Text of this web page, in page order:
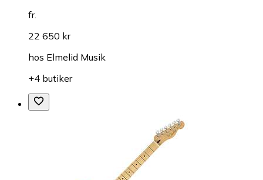
fr.
22 650 kr
hos Elmelid Musik
+4 butiker